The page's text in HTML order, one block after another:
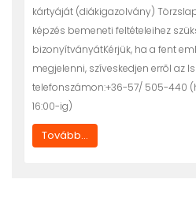
kártyáját (diákigazolvány)
képzés bemeneti feltételeihez
bizonyítványátKérjük, ha a fent
megjelenni, szíveskedjen errõl az
telefonszámon:+36-57/ 505-440
16:00-ig)
Tovább...